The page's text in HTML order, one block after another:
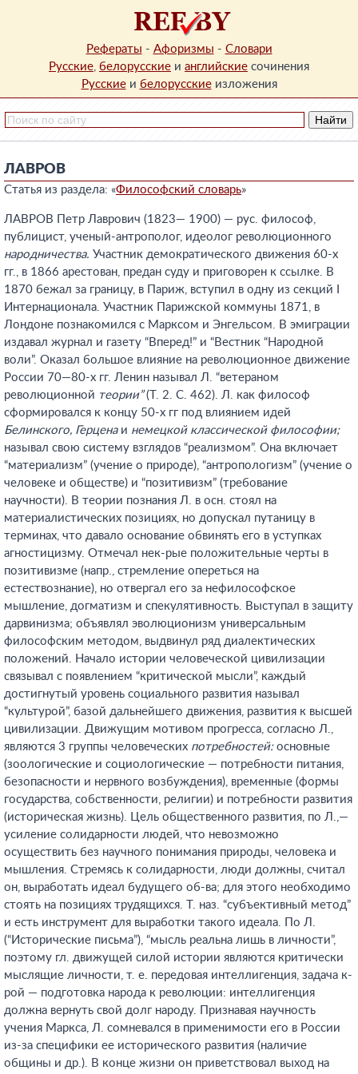
Рефераты - Афоризмы - Словари
Русские, белорусские и английские сочинения
Русскиеи белорусскиеизложения
ЛАВРОВ
Статья из раздела: «Философский словарь»
ЛАВРОВ Петр Лаврович (1823— 1900) — рус. философ,
публицист, ученый-антрополог, идеолог революционного
народничества. Участник демократического движения 60-х
гг., в 1866 арестован, предан суду и приговорен к ссылке. В
1870 бежал за границу, в Париж, вступил в одну из секций I
Интернационала. Участник Парижской коммуны 1871, в
Лондоне познакомился с Марксом и Энгельсом. В эмиграции
издавал журнал и газету “Вперед!” и “Вестник “Народной
воли”. Оказал большое влияние на революционное движение
России 70—80-х гг. Ленин называл Л. “ветераном
революционной теории”(Т. 2. С. 462). Л. как философ
сформировался к концу 50-х гг под влиянием идей
Белинского, Герценаи немецкой классической философии;
называл свою систему взглядов “реализмом”. Она включает
“материализм” (учение о природе), “антропологизм” (учение о
человеке и обществе) и “позитивизм” (требование
научности). В теории познания Л. в осн. стоял на
материалистических позициях, но допускал путаницу в
терминах, что давало основание обвинять его в уступках
агностицизму. Отмечал нек-рые положительные черты в
позитивизме (напр., стремление опереться на
естествознание), но отвергал его за нефилософское
мышление, догматизм и спекулятивность. Выступал в защиту
дарвинизма; объявлял эволюционизм универсальным
философским методом, выдвинул ряд диалектических
положений. Начало истории человеческой цивилизации
связывал с появлением “критической мысли”, каждый
достигнутый уровень социального развития называл
“культурой”, базой дальнейшего движения, развития к высшей
цивилизации. Движущим мотивом прогресса, согласно Л.,
являются 3 группы человеческих потребностей:основные
(зоологические и социологические — потребности питания,
безопасности и нервного возбуждения), временные (формы
государства, собственности, религии) и потребности развития
(историческая жизнь). Цель общественного развития, по Л.,—
усиление солидарности людей, что невозможно
осуществить без научного понимания природы, человека и
мышления. Стремясь к солидарности, люди должны, считал
он, выработать идеал будущего об-ва; для этого необходимо
стоять на позициях трудящихся. Т. наз. “субъективный метод”
и есть инструмент для выработки такого идеала. По Л.
(“Исторические письма”), “мысль реальна лишь в личности”,
поэтому гл. движущей силой истории являются критически
мыслящие личности, т. е. передовая интеллигенция, задача к-
рой — подготовка народа к революции: интеллигенция
должна вернуть свой долг народу. Признавая научность
учения Маркса, Л. сомневался в применимости его в России
из-за специфики ее исторического развития (наличие
общины и др.). В конце жизни он приветствовал выход на